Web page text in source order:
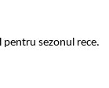
sezonul rece.